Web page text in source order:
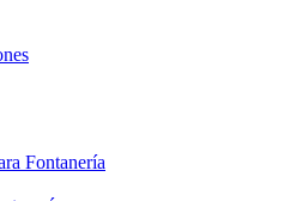
Fontanería